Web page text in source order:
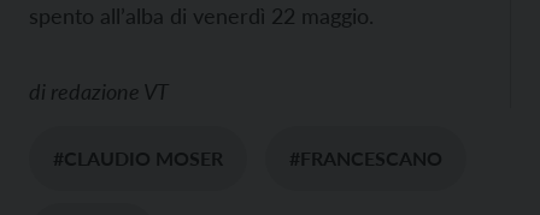
spento all’alba di venerdì 22 maggio.
di redazione VT
#CLAUDIO MOSER #FRANCESCANO